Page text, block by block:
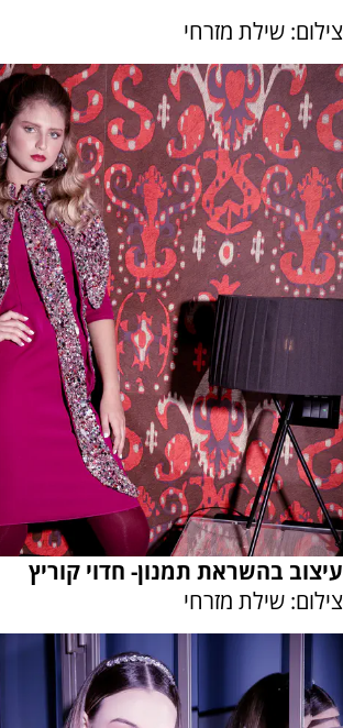
צילום: שילת מזרחי
עיצוב בהשראת תמנון- חדוי קוריץ
צילום: שילת מזרחי